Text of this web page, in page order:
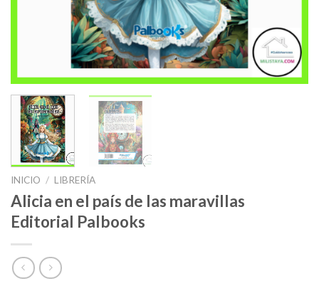
INICIO / LIBRERÍA
Alicia en el país de las maravillas
Editorial Palbooks